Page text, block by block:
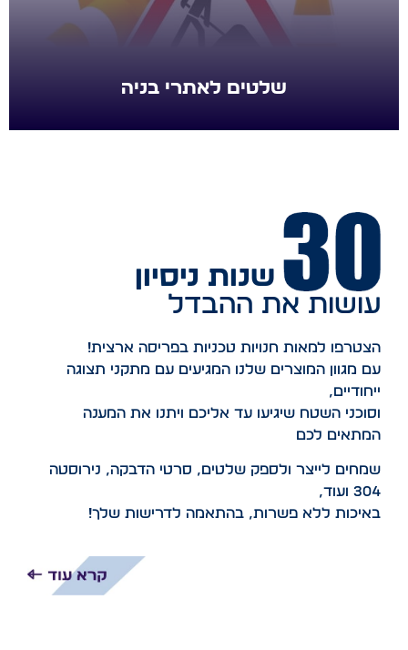
שלטים לאתרי בניה
‏ שנות ניסיון
עושות את ההבדל
הצטרפו למאות חנויות טכניות בפריסה ארצית!
עם מגוון המוצרים שלנו המגיעים עם מתקני תצוגה
ייחודיים,
וסוכני השטח שיגיעו עד אליכם ויתנו את המענה
המתאים לכם
שמחים לייצר ולספק שלטים, סרטי הדבקה, נירוסטה
304 ועוד,
באיכות ללא פשרות, בהתאמה לדרישות שלך!